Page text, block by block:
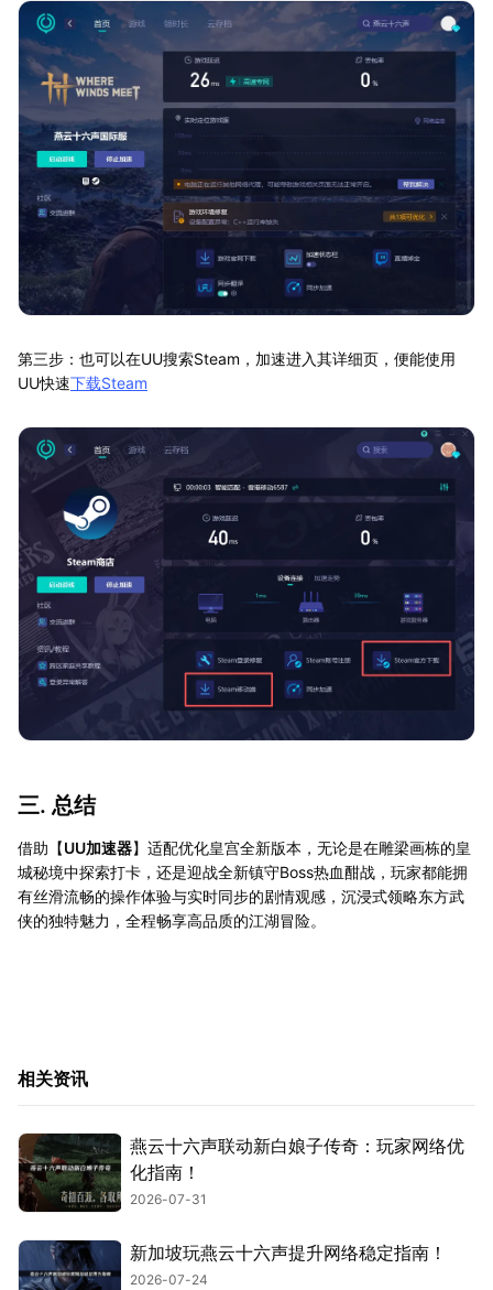
第三步：也可以在UU搜索Steam，加速进入其详细页，便能使用
UU快速下载Steam
三. 总结
借助【UU加速器】适配优化皇宫全新版本，无论是在雕梁画栋的皇
城秘境中探索打卡，还是迎战全新镇守Boss热血酣战，玩家都能拥
有丝滑流畅的操作体验与实时同步的剧情观感，沉浸式领略东方武
侠的独特魅力，全程畅享高品质的江湖冒险。
相关资讯
燕云十六声联动新白娘子传奇：玩家网络优
化指南！
2026-07-31
新加坡玩燕云十六声提升网络稳定指南！
2026-07-24